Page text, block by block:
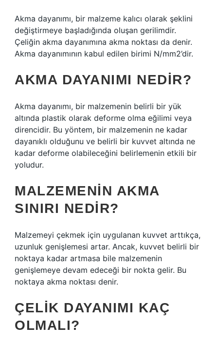
Akma dayanımı, bir malzeme kalıcı olarak şeklini
değiştirmeye başladığında oluşan gerilimdir.
Çeliğin akma dayanımına akma noktası da denir.
Akma dayanımının kabul edilen birimi N/mm2’dir.
AKMA DAYANIMI NEDIR?
Akma dayanımı, bir malzemenin belirli bir yük
altında plastik olarak deforme olma eğilimi veya
direncidir. Bu yöntem, bir malzemenin ne kadar
dayanıklı olduğunu ve belirli bir kuvvet altında ne
kadar deforme olabileceğini belirlemenin etkili bir
yoludur.
MALZEMENIN AKMA
SINIRI NEDIR?
Malzemeyi çekmek için uygulanan kuvvet arttıkça,
uzunluk genişlemesi artar. Ancak, kuvvet belirli bir
noktaya kadar artmasa bile malzemenin
genişlemeye devam edeceği bir nokta gelir. Bu
noktaya akma noktası denir.
ÇELIK DAYANIMI KAÇ
OLMALI?